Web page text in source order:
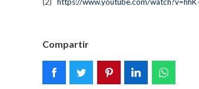
(2) https://www.youtube.com/
Compartir